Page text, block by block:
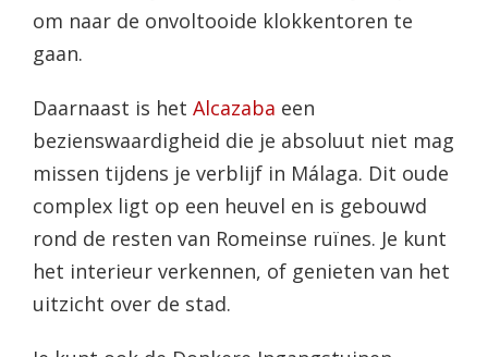
om naar de onvoltooide klokkentoren te
gaan.
Daarnaast is het Alcazaba een
bezienswaardigheid die je absoluut niet mag
missen tijdens je verblijf in Málaga. Dit oude
complex ligt op een heuvel en is gebouwd
rond de resten van Romeinse ruïnes. Je kunt
het interieur verkennen, of genieten van het
uitzicht over de stad.